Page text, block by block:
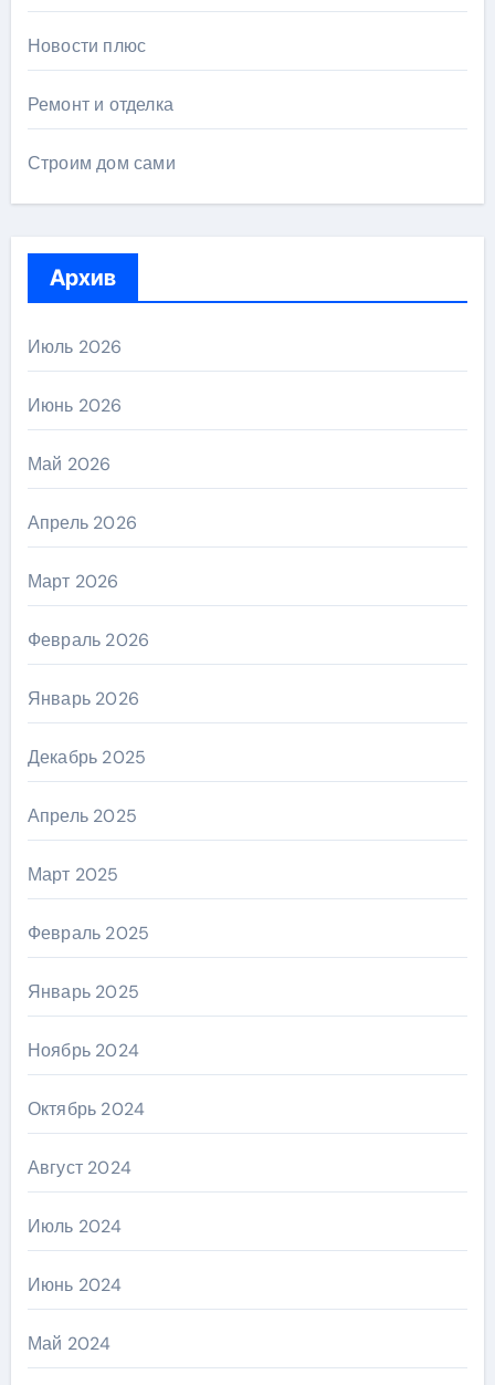
Новости плюс
Ремонт и отделка
Строим дом сами
Архив
Июль 2026
Июнь 2026
Май 2026
Апрель 2026
Март 2026
Февраль 2026
Январь 2026
Декабрь 2025
Апрель 2025
Март 2025
Февраль 2025
Январь 2025
Ноябрь 2024
Октябрь 2024
Август 2024
Июль 2024
Июнь 2024
Май 2024